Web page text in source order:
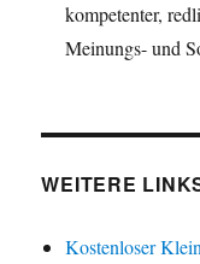
kompetenter,
Meinungs- und
WEITERE
Kostenloser